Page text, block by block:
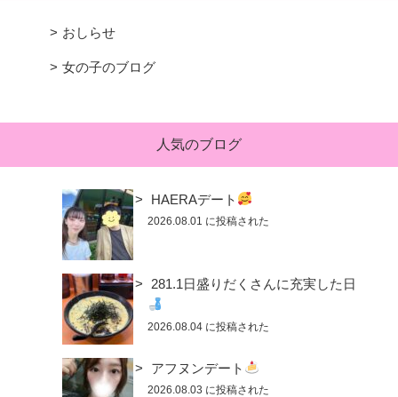
おしらせ
女の子のブログ
人気のブログ
HAERAデート
2026.08.01 に投稿された
281.1日盛りだくさんに充実した日
2026.08.04 に投稿された
アフヌンデート
2026.08.03 に投稿された